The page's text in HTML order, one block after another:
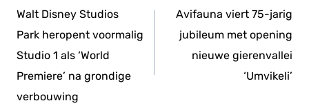
navigatie
Walt Disney Studios
Park heropent voormalig
Studio 1 als ‘World
Premiere’ na grondige
verbouwing
Avifauna viert 75-jarig
jubileum met opening
nieuwe gierenvallei
‘Umvikeli’